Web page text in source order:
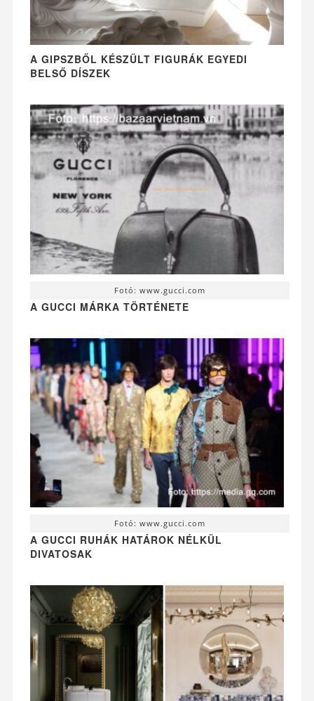
A GIPSZBŐL KÉSZÜLT FIGURÁK EGYEDI
BELSŐ DÍSZEK
Fotó: www.gucci.com
A GUCCI MÁRKA TÖRTÉNETE
Fotó: www.gucci.com
A GUCCI RUHÁK HATÁROK NÉLKÜL
DIVATOSAK